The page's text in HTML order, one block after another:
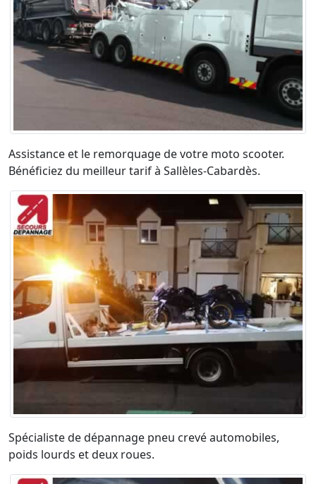
Assistance et le remorquage de votre moto scooter.
Bénéficiez du meilleur tarif à Sallèles-Cabardès.
Spécialiste de dépannage pneu crevé automobiles,
poids lourds et deux roues.